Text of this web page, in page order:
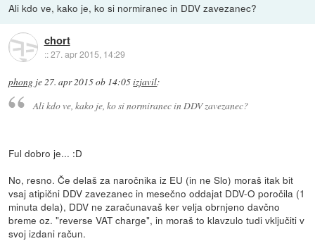
Ali kdo ve, kako je, ko si normiranec in DDV zavezanec?
chort
::27. apr 2015, 14:29
phong je27. apr 2015 ob 14:05izjavil:
Ali kdo ve, kako je, ko si normiranec in DDV zavezanec?
Ful dobro je... :D
No, resno. Če delaš za naročnika iz EU (in ne Slo) moraš itak bit
vsaj atipični DDV zavezanec in mesečno oddajat DDV-O poročila (1
minuta dela), DDV ne zaračunavaš ker velja obrnjeno davčno
breme oz. "reverse VAT charge", in moraš to klavzulo tudi vključiti v
svoj izdani račun.